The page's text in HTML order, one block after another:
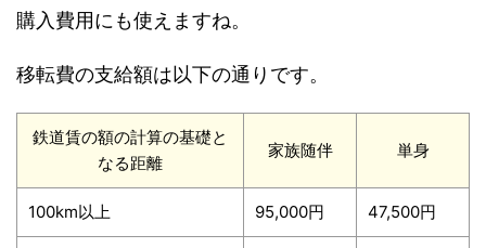
購入費用にも使えますね。
移転費の支給額は以下の通りです。
鉄道賃の額の計算の基礎と
なる距離
家族随伴 単身
100km以上 95,000円 47,500円